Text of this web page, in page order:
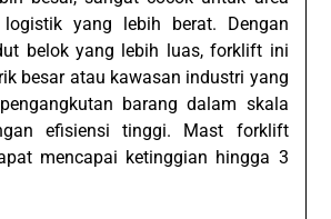
yang lebih berat. Dengan
belok yang lebih luas, forklift ini
besar atau kawasan industri yang
barang dalam skala
efisiensi tinggi. Mast forklift
mencapai ketinggian hingga 3